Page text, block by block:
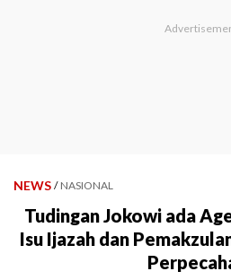
NEWS / NASIONAL
Tudingan Jokowi ada
Isu Ijazah dan